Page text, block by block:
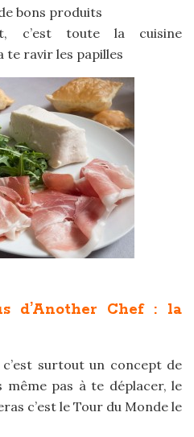
bons produits
c’est toute la cuisine
te ravir les papilles
d’Another Chef : la
surtout un concept de
même pas à te déplacer, le
c’est le Tour du Monde le